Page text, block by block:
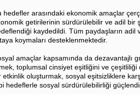
hedefler arasındaki ekonomik amaçlar
getirilerinin sürdürülebilir ve adil bir
kaydedildi. Tüm paydaşların adil
koymaları desteklenmektedir.
amaçlar kapsamında da dezavantajlı
toplumsal cinsiyet eşitliğini ve çeşitliliği
etkinlik oluşturmak, sosyal eşitsizliklere
hedeflerle sosyal sürdürülebilirliği